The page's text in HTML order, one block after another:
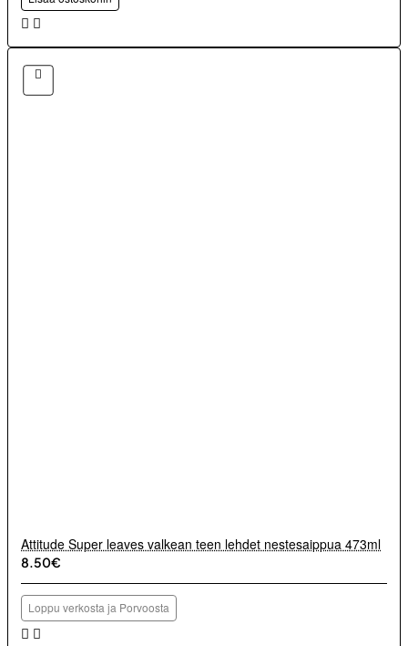
Attitude Super leaves valkean teen lehdet nestesaippua 473ml
8.50€
Loppu verkosta ja Porvoosta